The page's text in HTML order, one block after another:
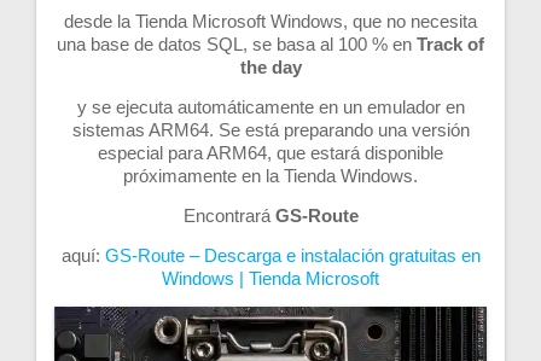
desde la Tienda Microsoft Windows, que no necesita
una base de datos SQL, se basa al 100 % en Track of
the day
y se ejecuta automáticamente en un emulador en
sistemas ARM64. Se está preparando una versión
especial para ARM64, que estará disponible
próximamente en la Tienda Windows.
Encontrará GS-Route
aquí: GS-Route – Descarga e instalación gratuitas en
Windows | Tienda Microsoft